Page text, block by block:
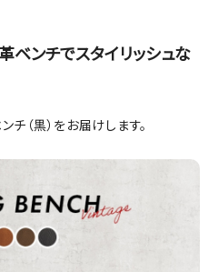
ベンチでスタイリッシュな
（黒）をお届けします。